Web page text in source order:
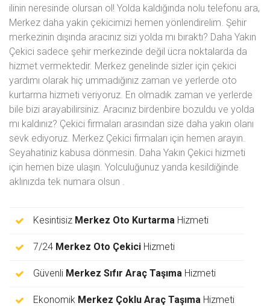
ilinin neresinde olursan ol! Yolda kaldığında nolu telefonu ara,
Merkez daha yakin çekicimizi hemen yönlendirelim. Şehir
merkezinin dışında aracınız sizi yolda mı bıraktı? Daha Yakın
Çekici sadece şehir merkezinde değil ücra noktalarda da
hizmet vermektedir. Merkez genelinde sizler için çekici
yardımı olarak hiç ummadığınız zaman ve yerlerde oto
kurtarma hizmeti veriyoruz. En olmadık zaman ve yerlerde
bile bizi arayabilirsiniz. Aracınız birdenbire bozuldu ve yolda
mı kaldınız? Çekici firmaları arasından size daha yakın olanı
sevk ediyoruz. Merkez Çekici firmaları için hemen arayın.
Seyahatiniz kabusa dönmesin. Daha Yakın Çekici hizmeti
için hemen bize ulaşın. Yolculuğunuz yarıda kesildiğinde
aklınızda tek numara olsun .
Kesintisiz Merkez Oto Kurtarma Hizmeti
7/24 Merkez Oto Çekici Hizmeti
Güvenli Merkez Sıfır Araç Taşıma Hizmeti
Ekonomik Merkez Çoklu Araç Taşıma Hizmeti